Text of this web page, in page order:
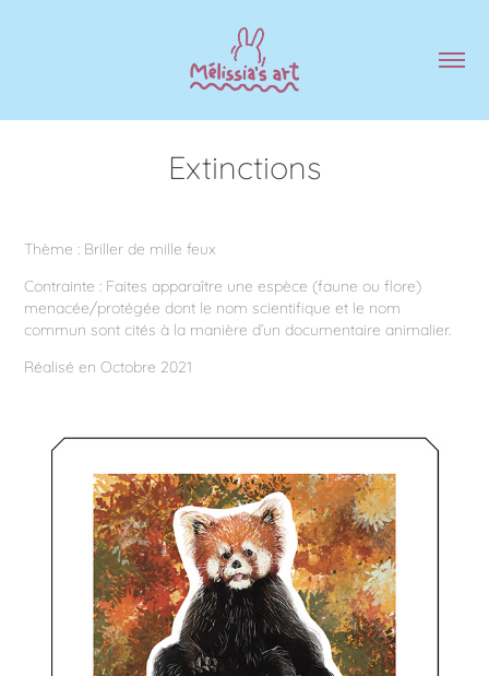
Extinctions
Thème : Briller de mille feux
Contrainte : Faites apparaître une espèce (faune ou flore)
menacée/protégée dont le nom scientifique et le nom
commun sont cités à la manière d’un documentaire animalier.
Réalisé en Octobre 2021